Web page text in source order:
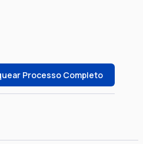
Processo Completo